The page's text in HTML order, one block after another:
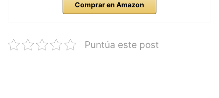
Comprar en Amazon
Puntúa este post